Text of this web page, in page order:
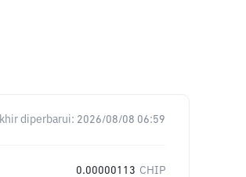
diperbarui: 2026/08/08 06:59
0.00000113 CHIP